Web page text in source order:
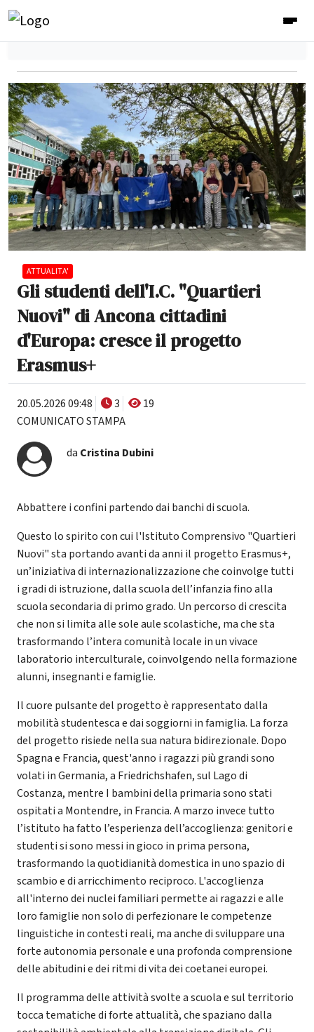
ATTUALITA'
Gli studenti dell'I.C. "Quartieri
Nuovi" di Ancona cittadini
d'Europa: cresce il progetto
Erasmus+
20.05.2026 09:48 3
19
COMUNICATO STAMPA
da Cristina Dubini
Abbattere i confini partendo dai banchi di scuola.
Questo lo spirito con cui l'Istituto Comprensivo "Quartieri
Nuovi" sta portando avanti da anni il progetto Erasmus+,
un’iniziativa di internazionalizzazione che coinvolge tutti
i gradi di istruzione, dalla scuola dell’infanzia fino alla
scuola secondaria di primo grado. Un percorso di crescita
che non si limita alle sole aule scolastiche, ma che sta
trasformando l’intera comunità locale in un vivace
laboratorio interculturale, coinvolgendo nella formazione
alunni, insegnanti e famiglie.
Il cuore pulsante del progetto è rappresentato dalla
mobilità studentesca e dai soggiorni in famiglia. La forza
del progetto risiede nella sua natura bidirezionale. Dopo
Spagna e Francia, quest'anno i ragazzi più grandi sono
volati in Germania, a Friedrichshafen, sul Lago di
Costanza, mentre I bambini della primaria sono stati
ospitati a Montendre, in Francia. A marzo invece tutto
l’istituto ha fatto l’esperienza dell’accoglienza: genitori e
studenti si sono messi in gioco in prima persona,
trasformando la quotidianità domestica in uno spazio di
scambio e di arricchimento reciproco. L'accoglienza
all'interno dei nuclei familiari permette ai ragazzi e alle
loro famiglie non solo di perfezionare le competenze
linguistiche in contesti reali, ma anche di sviluppare una
forte autonomia personale e una profonda comprensione
delle abitudini e dei ritmi di vita dei coetanei europei.
Il programma delle attività svolte a scuola e sul territorio
tocca tematiche di forte attualità, che spaziano dalla